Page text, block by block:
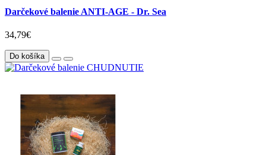
Darčekové balenie ANTI-AGE - Dr. Sea
34,79€
Do košíka